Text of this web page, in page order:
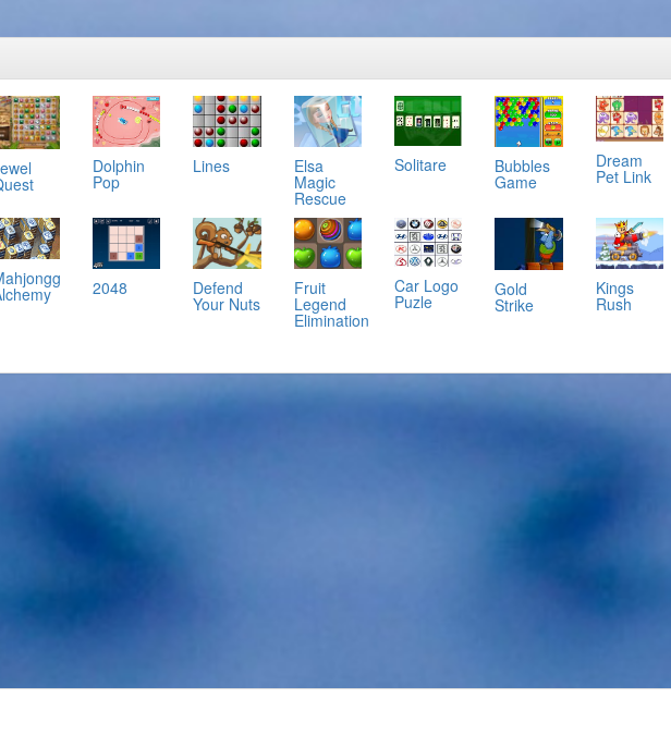
Dolphin
Pop
Lines Elsa
Magic
Rescue
Solitare Bubbles
Game
Dream
Pet Link
2048 Defend
Your Nuts
Fruit
Legend
Elimination
Car Logo
Puzle
Gold
Strike
Kings
Rush